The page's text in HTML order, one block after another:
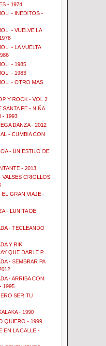
- 1974
- INEDITOS -
- VUELVE LA
- LA VUELTA
- 1985
- 1983
- OTRO MAS
Y ROCK - VOL 2
SANTA FE - NIÑA
- 1993
DANZA - 2012
- CUMBIA CON
- UN ESTILO DE
- 2013
VALSES CRIOLLOS
EL GRAN VIAJE -
- LUNITA DE
- TECLEANDO
Y RIKI
QUE DARLE P...
- SEMBRAR PA
- ARRIBA CON
1995
SER TU
- 1990
QUIERO - 1999
EN LA CALLE -